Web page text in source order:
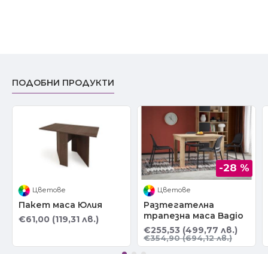
ПОДОБНИ ПРОДУКТИ
Цветове
Пакет маса Юлия
€61,00 (119,31 лв.)
-28 %
Цветове
Разтегателна
трапезна маса Bagio
€255,53 (499,77 лв.)
€354,90 (694,12 лв.)